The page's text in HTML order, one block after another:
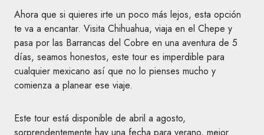
Ahora que si quieres irte un poco más lejos, esta opción
te va a encantar. Visita Chihuahua, viaja en el Chepe y
pasa por las Barrancas del Cobre en una aventura de 5
días, seamos honestos, este tour es imperdible para
cualquier mexicano así que no lo pienses mucho y
comienza a planear ese viaje.
Este tour está disponible de abril a agosto,
sorprendentemente hay una fecha para verano, mejor